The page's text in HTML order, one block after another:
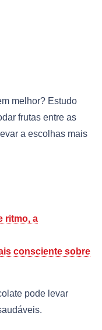
melhor? Estudo
frutas entre as
a escolhas mais
ritmo, a
consciente sobre
pode levar